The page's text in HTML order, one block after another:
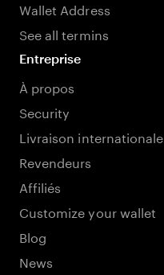
Wallet Address
See all termins
Entreprise
À propos
Security
Livraison internationale
Revendeurs
Affiliés
Customize your wallet
Blog
News